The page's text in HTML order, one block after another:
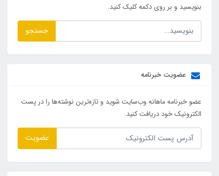
بنویسید و بر روی دکمه کلیک کنید.
جستجو
عضویت خبرنامه
عضو خبرنامه ماهانه وب‌سایت شوید و تازه‌ترین نوشته‌ها را در پست
الکترونیک خود دریافت کنید.
عضویت